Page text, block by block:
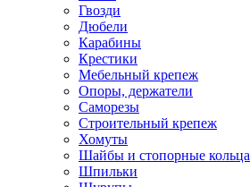
Гвозди
Дюбели
Карабины
Крестики
Мебельный крепеж
Опоры, держатели
Саморезы
Строительный крепеж
Хомуты
Шайбы и стопорные кольца
Шпильки